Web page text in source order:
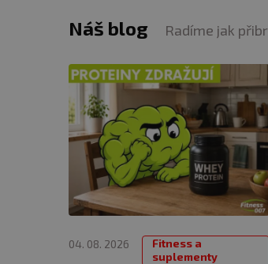
Náš blog Radíme jak
04. 08. 2026
Fitness a
suplementy